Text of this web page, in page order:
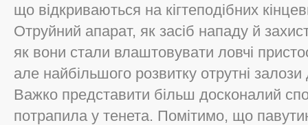
що відкриваються на кігтеподібних
Отруйний апарат, як засіб нападу й
як вони стали влаштовувати ловчі
але найбільшого розвитку отрутні
Важко представити більш досконалий
потрапила у тенета. Помітимо, що